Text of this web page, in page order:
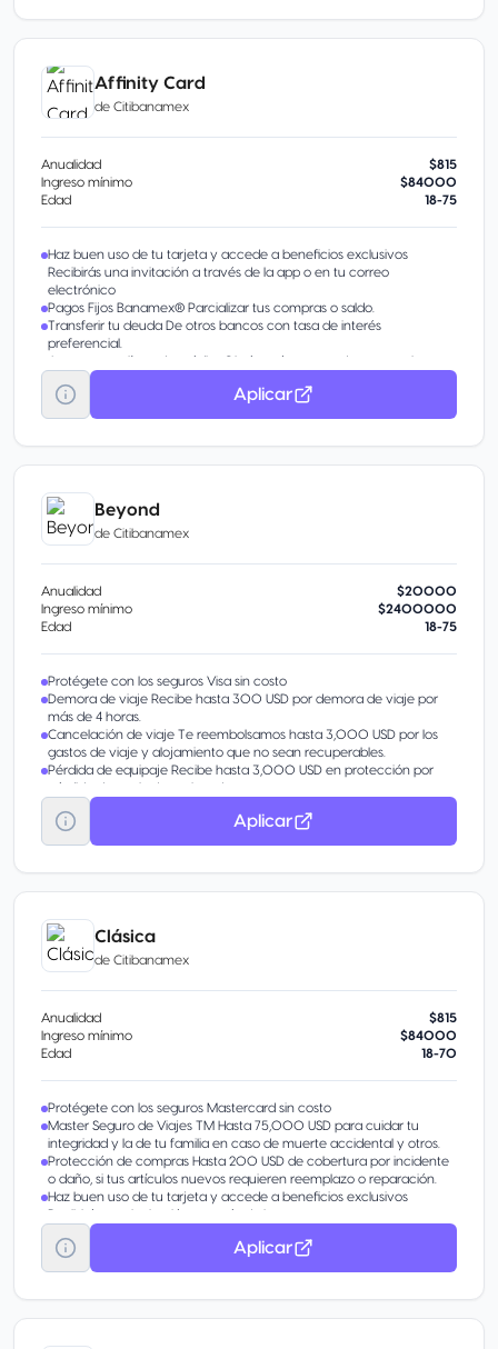
Affinity Card
de Citibanamex
Anualidad
$815
Ingreso mínimo
$84000
Edad
18-75
Haz buen uso de tu tarjeta y accede a beneficios exclusivos
Recibirás una invitación a través de la app o en tu correo
electrónico
Pagos Fijos Banamex® Parcializar tus compras o saldo.
Transferir tu deuda De otros bancos con tasa de interés
preferencial.
Aumentar tu línea de crédito Obtén más en tu tarjeta por tu buen
comportamiento.
Disponible Banamex Convierte parte de tu línea de crédito en
efectivo con tasa preferencial. Beneficio por invitación.
Aplicar
Beyond
de Citibanamex
Anualidad
$20000
Ingreso mínimo
$2400000
Edad
18-75
Protégete con los seguros Visa sin costo
Demora de viaje Recibe hasta 300 USD por demora de viaje por
más de 4 horas.
Cancelación de viaje Te reembolsamos hasta 3,000 USD por los
gastos de viaje y alojamiento que no sean recuperables.
Pérdida de equipaje Recibe hasta 3,000 USD en protección por
pérdida de equipaje registrado.
Aplicar
Clásica
de Citibanamex
Anualidad
$815
Ingreso mínimo
$84000
Edad
18-70
Protégete con los seguros Mastercard sin costo
Master Seguro de Viajes TM Hasta 75,000 USD para cuidar tu
integridad y la de tu familia en caso de muerte accidental y otros.
Protección de compras Hasta 200 USD de cobertura por incidente
o daño, si tus artículos nuevos requieren reemplazo o reparación.
Haz buen uso de tu tarjeta y accede a beneficios exclusivos
Recibirás una invitación a través de la app o en tu correo
electrónico
Disponible Banamex Convierte parte de tu línea de crédito en
efectivo con tasa preferencial. Beneficio por invitación.
Transfiere tu deuda De otros bancos con tasa de interés
preferencial.
Aplicar